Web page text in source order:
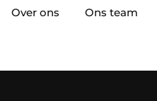
Over ons Ons team